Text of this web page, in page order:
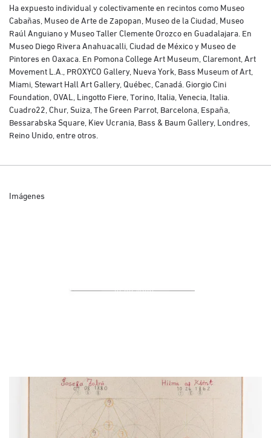
Ha expuesto individual y colectivamente en recintos como Museo
Cabañas, Museo de Arte de Zapopan, Museo de la Ciudad, Museo
Raúl Anguiano y Museo Taller Clemente Orozco en Guadalajara. En
Museo Diego Rivera Anahuacalli, Ciudad de México y Museo de
Pintores en Oaxaca. En Pomona College Art Museum, Claremont, Art
Movement L.A., PROXYCO Gallery, Nueva York, Bass Museum of Art,
Miami, Stewart Hall Art Gallery, Québec, Canadá. Giorgio Cini
Foundation, OVAL, Lingotto Fiere, Torino, Italia, Venecia, Italia.
Cuadro22, Chur, Suiza, The Green Parrot, Barcelona, España,
Bessarabska Square, Kiev Ucrania, Bass & Baum Gallery, Londres,
Reino Unido, entre otros.
Imágenes
READ MORE